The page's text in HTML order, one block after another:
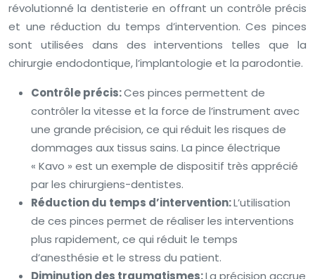
révolutionné la dentisterie en offrant un contrôle précis
et une réduction du temps d’intervention. Ces pinces
sont utilisées dans des interventions telles que la
chirurgie endodontique, l’implantologie et la parodontie.
Contrôle précis:Ces pinces permettent de
contrôler la vitesse et la force de l’instrument avec
une grande précision, ce qui réduit les risques de
dommages aux tissus sains. La pince électrique
« Kavo » est un exemple de dispositif très apprécié
par les chirurgiens-dentistes.
Réduction du temps d’intervention:L’utilisation
de ces pinces permet de réaliser les interventions
plus rapidement, ce qui réduit le temps
d’anesthésie et le stress du patient.
Diminution des traumatismes:La précision accrue